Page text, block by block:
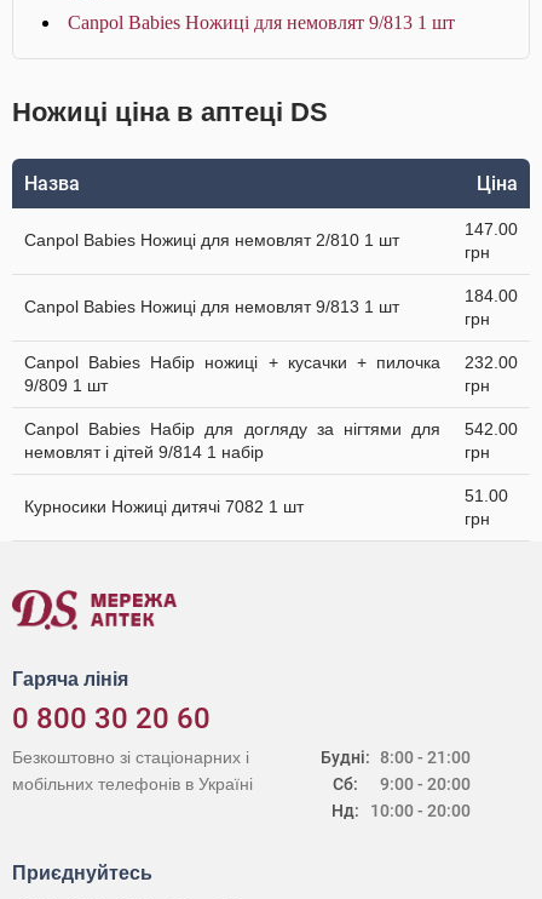
Canpol Babies Ножиці для немовлят 9/813 1 шт
Ножиці ціна в аптеці DS
Назва Ціна
Canpol Babies Ножиці для немовлят 2/810 1 шт
147.00
грн
Canpol Babies Ножиці для немовлят 9/813 1 шт
184.00
грн
Canpol Babies Набір ножиці + кусачки + пилочка
9/809 1 шт
232.00
грн
Canpol Babies Набір для догляду за нігтями для
немовлят і дітей 9/814 1 набір
542.00
грн
Курносики Ножиці дитячі 7082 1 шт
51.00
грн
Гаряча лінія
0 800 30 20 60
Будні:
Сб:
Нд:
8:00 - 21:00
9:00 - 20:00
10:00 - 20:00
Безкоштовно зі стаціонарних і
мобільних телефонів в Україні
Приєднуйтесь